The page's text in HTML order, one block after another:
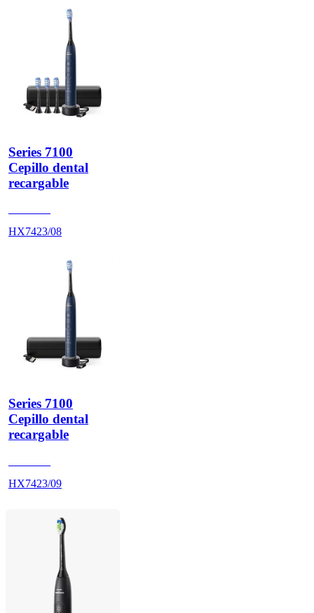
Series 7100
Cepillo dental
recargable
HX7423/08
Series 7100
Cepillo dental
recargable
HX7423/09